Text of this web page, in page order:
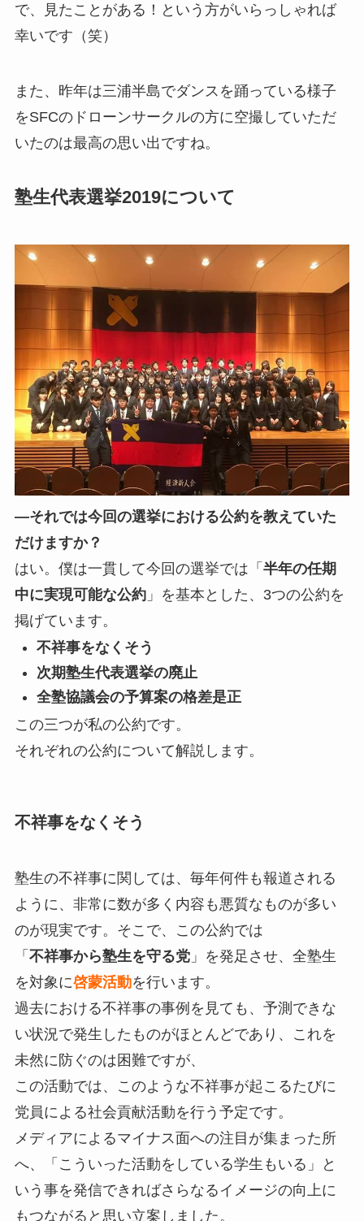
で、見たことがある！という方がいらっしゃれば
幸いです（笑）
また、昨年は三浦半島でダンスを踊っている様子
をSFCのドローンサークルの方に空撮していただ
いたのは最高の思い出ですね。
塾生代表選挙2019について
—それでは今回の選挙における公約を教えていた
だけますか？
はい。僕は一貫して今回の選挙では「 半年の任期
中に実現可能な公約」を基本とした、3つの公約を
掲げています。
不祥事をなくそう
次期塾生代表選挙の廃止
全塾協議会の予算案の格差是正
この三つが私の公約です。
それぞれの公約について解説します。
不祥事をなくそう
塾生の不祥事に関しては、毎年何件も報道される
ように、非常に数が多く内容も悪質なものが多い
のが現実です。そこで、この公約では
「 不祥事から塾生を守る党」を発足させ、全塾生
を対象に啓蒙活動を行います。
過去における不祥事の事例を見ても、予測できな
い状況で発生したものがほとんどであり、これを
未然に防ぐのは困難ですが、
この活動では、このような不祥事が起こるたびに
党員による社会貢献活動を行う予定です。
メディアによるマイナス面への注目が集まった所
へ、「こういった活動をしている学生もいる」と
いう事を発信できればさらなるイメージの向上に
もつながると思い立案しました。